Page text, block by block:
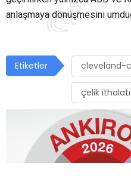
anlaşmaya dönüşmesini
Etiketler cleveland-
çelik ithalatı